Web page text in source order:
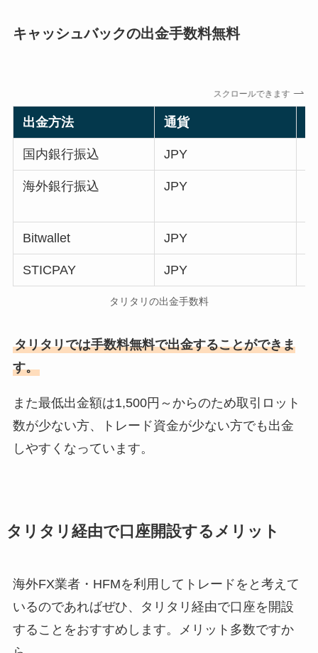
キャッシュバックの出金手数料無料
スクロールできます
出金方法 通貨
国内銀行振込 JPY
海外銀行振込 JPY
Bitwallet JPY
STICPAY JPY
タリタリの出金手数料
タリタリでは手数料無料で出金することができま
す。
また最低出金額は1,500円～からのため取引ロット
数が少ない方、トレード資金が少ない方でも出金
しやすくなっています。
タリタリ経由で口座開設するメリット
海外FX業者・HFMを利用してトレードをと考えて
いるのであればぜひ、タリタリ経由で口座を開設
することをおすすめします。メリット多数ですか